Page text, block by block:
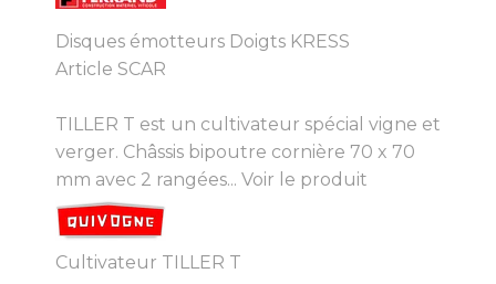
Disques émotteurs Doigts KRESS
Article SCAR
TILLER T est un cultivateur spécial vigne et
verger. Châssis bipoutre cornière 70 x 70
mm avec 2 rangées... Voir le produit
Cultivateur TILLER T